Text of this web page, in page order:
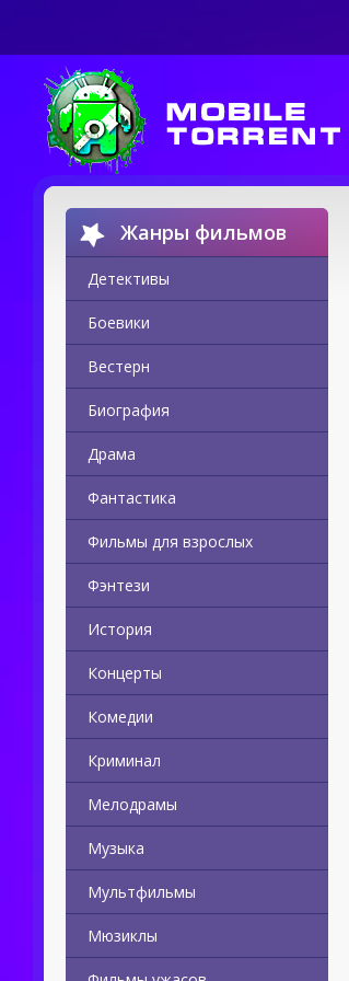
Жанры фильмов
Детективы
Боевики
Вестерн
Биография
Драма
Фантастика
Фильмы для взрослых
Фэнтези
История
Концерты
Комедии
Криминал
Мелодрамы
Музыка
Мультфильмы
Мюзиклы